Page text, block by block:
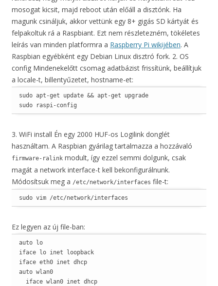
mosogat kicsit, majd reboot után előáll a disztónk. Ha
magunk csináljuk, akkor vettünk egy 8+ gigás SD kártyát és
felpakoltuk rá a Raspbiant. Ezt nem részletezném, tökéletes
leírás van minden platformra a Raspberry Pi wikijében. A
Raspbian egyébként egy Debian Linux disztró fork. 2. OS
config Mindenekelőtt csomag adatbázist frissítünk, beállítjuk
a locale-t, billentyűzetet, hostname-et:
sudo apt-get update && apt-get upgrade
sudo raspi-config
3. WiFi install Én egy 2000 HUF-os Logilink donglét
használtam. A Raspbian gyárilag tartalmazza a hozzávaló
firmware-ralink modult, így ezzel semmi dolgunk, csak
magát a network interface-t kell bekonfigurálnunk.
Módosítsuk meg a /etc/network/interfaces file-t:
sudo vim /etc/network/interfaces
Ez legyen az új file-ban:
auto lo
iface lo inet loopback
iface eth0 inet dhcp
auto wlan0
  iface wlan0 inet dhcp